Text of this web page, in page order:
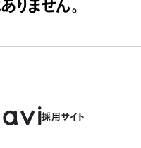
ません。